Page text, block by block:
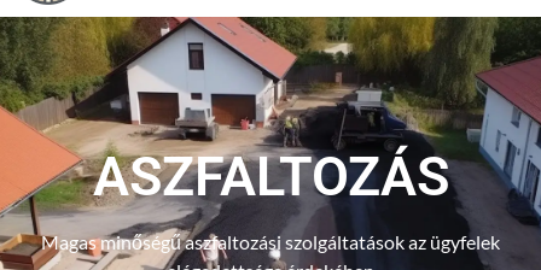
ASZFALTOZÁS
Magas minőségű aszfaltozási szolgáltatások az ügyfelek